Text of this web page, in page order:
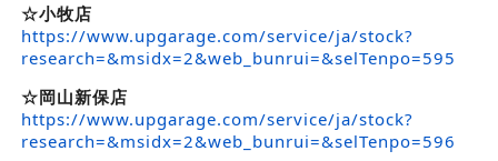
☆小牧店
https://www.upgarage.com/service/ja/stock?
research=&msidx=2&web_bunrui=&selTenpo=595
☆岡山新保店
https://www.upgarage.com/service/ja/stock?
research=&msidx=2&web_bunrui=&selTenpo=596